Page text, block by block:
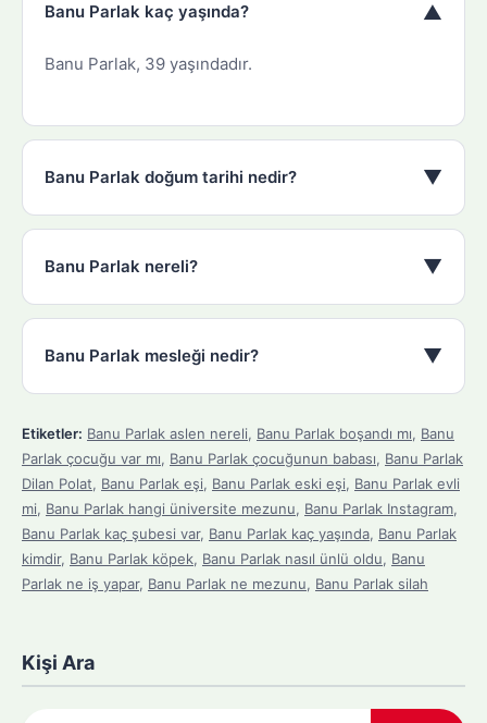
Banu Parlak kaç yaşında? ▼
Banu Parlak, 39 yaşındadır.
Banu Parlak doğum tarihi nedir? ▼
Banu Parlak nereli? ▼
Banu Parlak mesleği nedir? ▼
Etiketler: Banu Parlak aslen nereli, Banu Parlak boşandı mı, Banu
Parlak çocuğu var mı, Banu Parlak çocuğunun babası, Banu Parlak
Dilan Polat, Banu Parlak eşi, Banu Parlak eski eşi, Banu Parlak evli
mi, Banu Parlak hangi üniversite mezunu, Banu Parlak Instagram,
Banu Parlak kaç şubesi var, Banu Parlak kaç yaşında, Banu Parlak
kimdir, Banu Parlak köpek, Banu Parlak nasıl ünlü oldu, Banu
Parlak ne iş yapar, Banu Parlak ne mezunu, Banu Parlak silah
Kişi Ara